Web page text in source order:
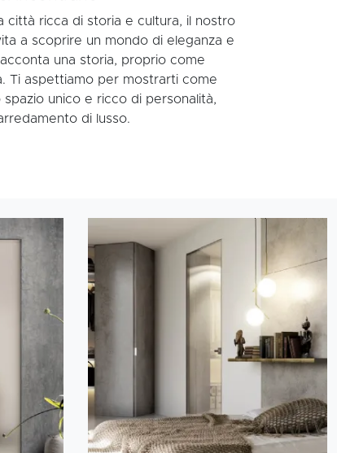
città ricca di storia e cultura, il nostro
a scoprire un mondo di eleganza e
una storia, proprio come
Ti aspettiamo per mostrarti come
unico e ricco di personalità,
di lusso.